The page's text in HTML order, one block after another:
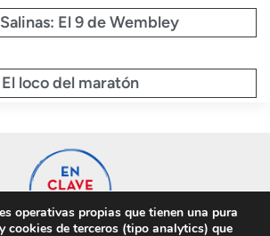
El 9 de Wembley
El loco del maratón
operativas propias que tienen una pura
cookies de terceros (tipo analytics) que